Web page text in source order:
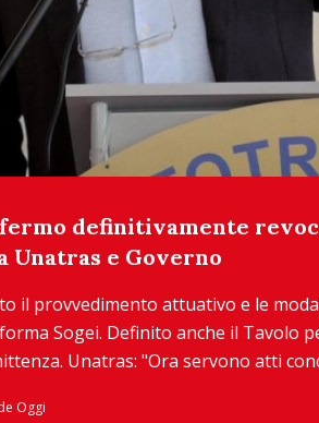
definitivamente
Unatras e Governo
il provvedimento attuativo e le
Sogei. Definito anche il Tavolo
Unatras: "Ora servono atti
Oggi